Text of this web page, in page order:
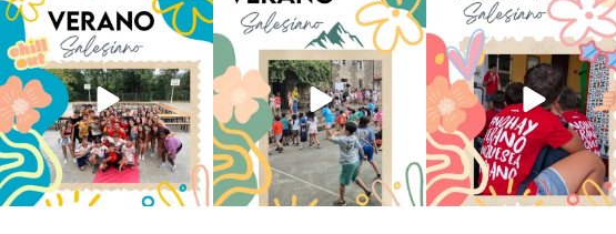
Los alumnos de 6º de Primaria, 1º
y 2º de la ESO...
145 2
La diversión y la alegría también
se han sentido
93 0
No hay verano sin que sea
Salesiano ❤️💫 en Luz 4...
194 0